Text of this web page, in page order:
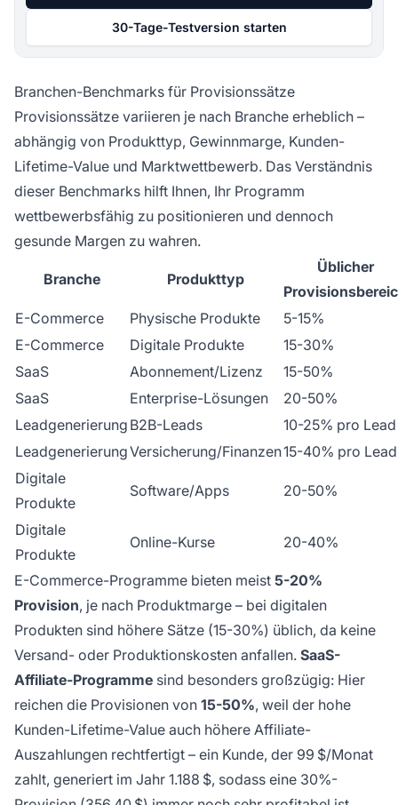
30-Tage-Testversion starten
Branchen-Benchmarks für Provisionssätze
Provisionssätze variieren je nach Branche erheblich –
abhängig von Produkttyp, Gewinnmarge, Kunden-
Lifetime-Value und Marktwettbewerb. Das Verständnis
dieser Benchmarks hilft Ihnen, Ihr Programm
wettbewerbsfähig zu positionieren und dennoch
gesunde Margen zu wahren.
Branche Produkttyp
Üblicher
E-Commerce
Physische Produkte
5-15%
E-Commerce
Digitale Produkte
15-30%
SaaS
Abonnement/Lizenz
15-50%
SaaS
Enterprise-Lösungen
20-50%
Leadgenerierung B2B-Leads
10-25% pro Lead
LeadgenerierungVersicherung/Finanzen15-40% pro Lead
Digitale
Produkte
Software/Apps 20-50%
Digitale
Produkte
Online-Kurse 20-40%
E-Commerce-Programme bieten meist 5-20%
Provision, je nach Produktmarge – bei digitalen
Produkten sind höhere Sätze (15-30%) üblich, da keine
Versand- oder Produktionskosten anfallen. SaaS-
Affiliate-Programme sind besonders großzügig: Hier
reichen die Provisionen von 15-50%, weil der hohe
Kunden-Lifetime-Value auch höhere Affiliate-
Auszahlungen rechtfertigt – ein Kunde, der 99 $/Monat
zahlt, generiert im Jahr 1.188 $, sodass eine 30%-